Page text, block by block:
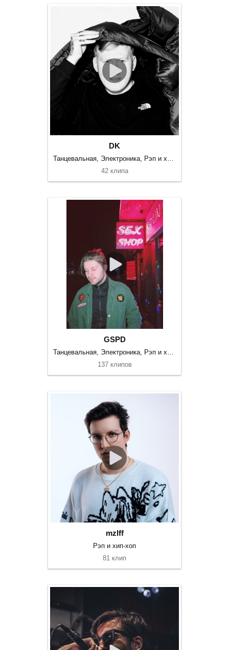
DK
Танцевальная, Электроника, Рэп и хип-хоп
42 клипа
GSPD
Танцевальная, Электроника, Рэп и хип-хоп
137 клипов
mzlff
Рэп и хип-хоп
81 клип